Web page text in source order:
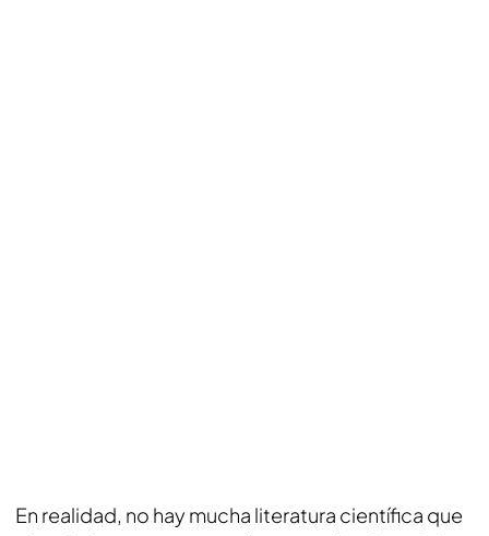
En realidad, no hay mucha literatura científica que